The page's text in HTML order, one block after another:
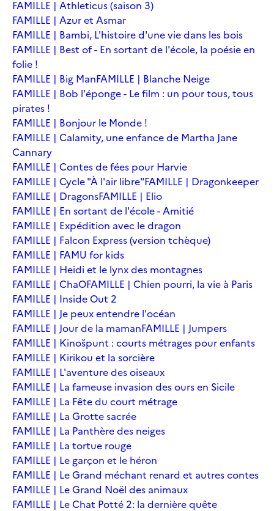
FAMILLE | Athleticus (saison 3)
FAMILLE | Azur et Asmar
FAMILLE | Bambi, L'histoire d'une vie dans les bois
FAMILLE | Best of - En sortant de l'école, la poésie en
folie !
FAMILLE | Big ManFAMILLE | Blanche Neige
FAMILLE | Bob l'éponge - Le film : un pour tous, tous
pirates !
FAMILLE | Bonjour le Monde !
FAMILLE | Calamity, une enfance de Martha Jane
Cannary
FAMILLE | Contes de fées pour Harvie
FAMILLE | Cycle "À l'air libre"FAMILLE | Dragonkeeper
FAMILLE | DragonsFAMILLE | Elio
FAMILLE | En sortant de l'école - Amitié
FAMILLE | Expédition avec le dragon
FAMILLE | Falcon Express (version tchèque)
FAMILLE | FAMU for kids
FAMILLE | Heidi et le lynx des montagnes
FAMILLE | ChaOFAMILLE | Chien pourri, la vie à Paris
FAMILLE | Inside Out 2
FAMILLE | Je peux entendre l'océan
FAMILLE | Jour de la mamanFAMILLE | Jumpers
FAMILLE | Kinošpunt : courts métrages pour enfants
FAMILLE | Kirikou et la sorcière
FAMILLE | L'aventure des oiseaux
FAMILLE | La fameuse invasion des ours en Sicile
FAMILLE | La Fête du court métrage
FAMILLE | La Grotte sacrée
FAMILLE | La Panthère des neiges
FAMILLE | La tortue rouge
FAMILLE | Le garçon et le héron
FAMILLE | Le Grand méchant renard et autres contes
FAMILLE | Le Grand Noël des animaux
FAMILLE | Le Chat Potté 2: la dernière quête